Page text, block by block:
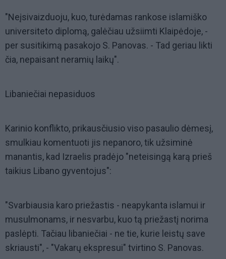
"Neįsivaizduoju, kuo, turėdamas rankose islamiško
universiteto diplomą, galėčiau užsiimti Klaipėdoje, -
per susitikimą pasakojo S. Panovas. - Tad geriau likti
čia, nepaisant neramių laikų".
Libaniečiai nepasiduos
Karinio konflikto, prikausčiusio viso pasaulio dėmesį,
smulkiau komentuoti jis nepanoro, tik užsiminė
manantis, kad Izraelis pradėjo "neteisingą karą prieš
taikius Libano gyventojus":
"Svarbiausia karo priežastis - neapykanta islamui ir
musulmonams, ir nesvarbu, kuo tą priežastį norima
paslėpti. Tačiau libaniečiai - ne tie, kurie leistų save
skriausti", - "Vakarų ekspresui" tvirtino S. Panovas.